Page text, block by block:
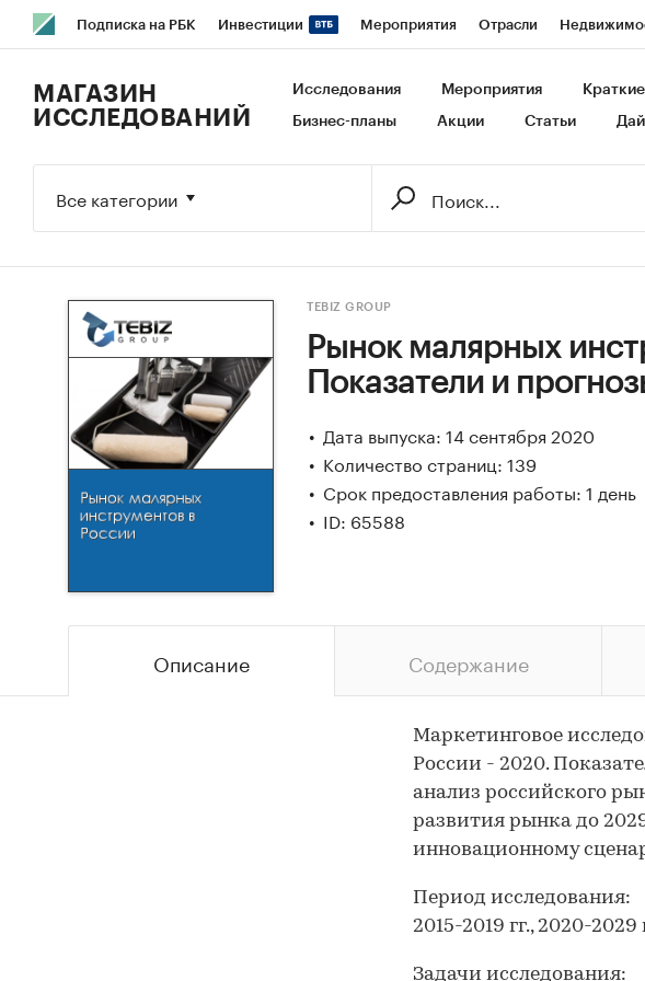
Подписка на РБК Инвестиции Мероприятия Отрасли
Исследования Кредитные рейтинги Франшизы Газета Спецпроекты
МАГАЗИН
ИССЛЕДОВАНИЙ
Исследования Мероприятия
Бизнес-планы Акции Статьи
Все категории
TEBIZ GROUP
Рынок малярных
Показатели и
Дата выпуска: 14 сентября 2020
Количество страниц: 139
Срок предоставления работы: 1 день
ID: 65588
Описание Содержание
Маркетинговое
России - 2020.
анализ российского
развития рынка до
инновационному
Период исследования:
2015-2019 гг., 2020-2029
Задачи исследования: